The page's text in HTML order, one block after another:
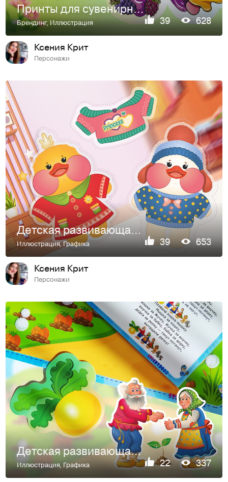
Принты для сувенирной продукции "Смешарики"
Брендинг,Иллюстрация 39 628
Ксения Крит
Персонажи
Детская развивающая игра на липучках "Уточки Лалафанфан"
Иллюстрация,Графика 39 653
Ксения Крит
Персонажи
Детская развивающая игра на липучках "Репка"
Иллюстрация,Графика 22 337